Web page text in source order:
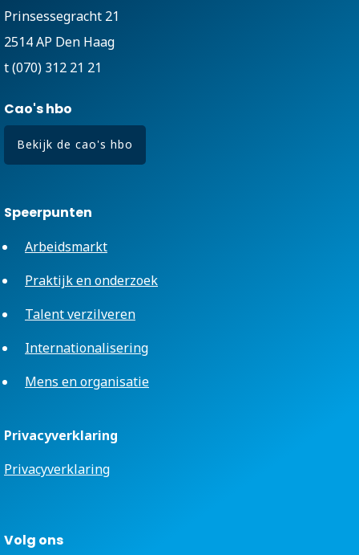
Prinsessegracht 21
2514 AP Den Haag
t (070) 312 21 21
Cao's hbo
Bekijk de cao's hbo
Speerpunten
Arbeidsmarkt
Praktijk en onderzoek
Talent verzilveren
Internationalisering
Mens en organisatie
Privacyverklaring
Privacyverklaring
Volg ons